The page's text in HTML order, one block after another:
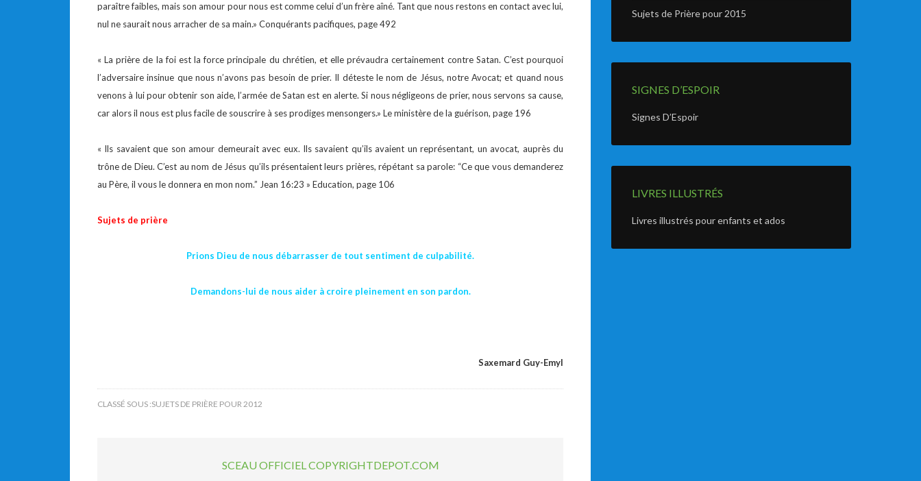
paraître faibles, mais son amour pour nous est comme celui d’un frère aîné. Tant que nous restons en contact avec lui,
nul ne saurait nous arracher de sa main.» Conquérants pacifiques, page 492
« La prière de la foi est la force principale du chrétien, et elle prévaudra certainement contre Satan. C’est pourquoi
l’adversaire insinue que nous n’avons pas besoin de prier. Il déteste le nom de Jésus, notre Avocat; et quand nous
venons à lui pour obtenir son aide, l’armée de Satan est en alerte. Si nous négligeons de prier, nous servons sa cause,
car alors il nous est plus facile de souscrire à ses prodiges mensongers.» Le ministère de la guérison, page 196
« Ils savaient que son amour demeurait avec eux. Ils savaient qu’ils avaient un représentant, un avocat, auprès du
trône de Dieu. C’est au nom de Jésus qu’ils présentaient leurs prières, répétant sa parole: “Ce que vous demanderez
au Père, il vous le donnera en mon nom.” Jean 16:23 » Education, page 106
Sujets de prière
Prions Dieu de nous débarrasser de tout sentiment de culpabilité.
Demandons-lui de nous aider à croire pleinement en son pardon.
Saxemard Guy-Emyl
CLASSÉ SOUS :SUJETS DE PRIÈRE POUR 2012
SCEAU OFFICIEL COPYRIGHTDEPOT.COM
Sujets de Prière pour 2015
SIGNES D’ESPOIR
Signes D’Espoir
LIVRES ILLUSTRÉS
Livres illustrés pour enfants et ados